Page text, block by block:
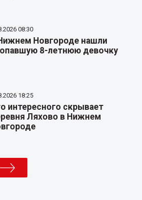
08:30
Новгороде нашли
8-летнюю девочку
18:25
интересного скрывает
Ляхово в Нижнем